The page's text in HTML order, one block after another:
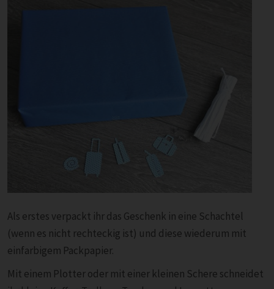
Als erstes verpackt ihr das Geschenk in eine Schachtel
(wenn es nicht rechteckig ist) und diese wiederum mit
einfarbigem Packpapier.
Mit einem Plotter oder mit einer kleinen Schere schneidet